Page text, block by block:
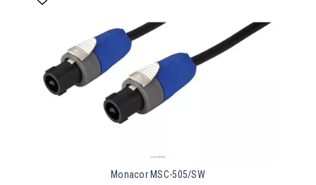
Monacor MSC-505/SW